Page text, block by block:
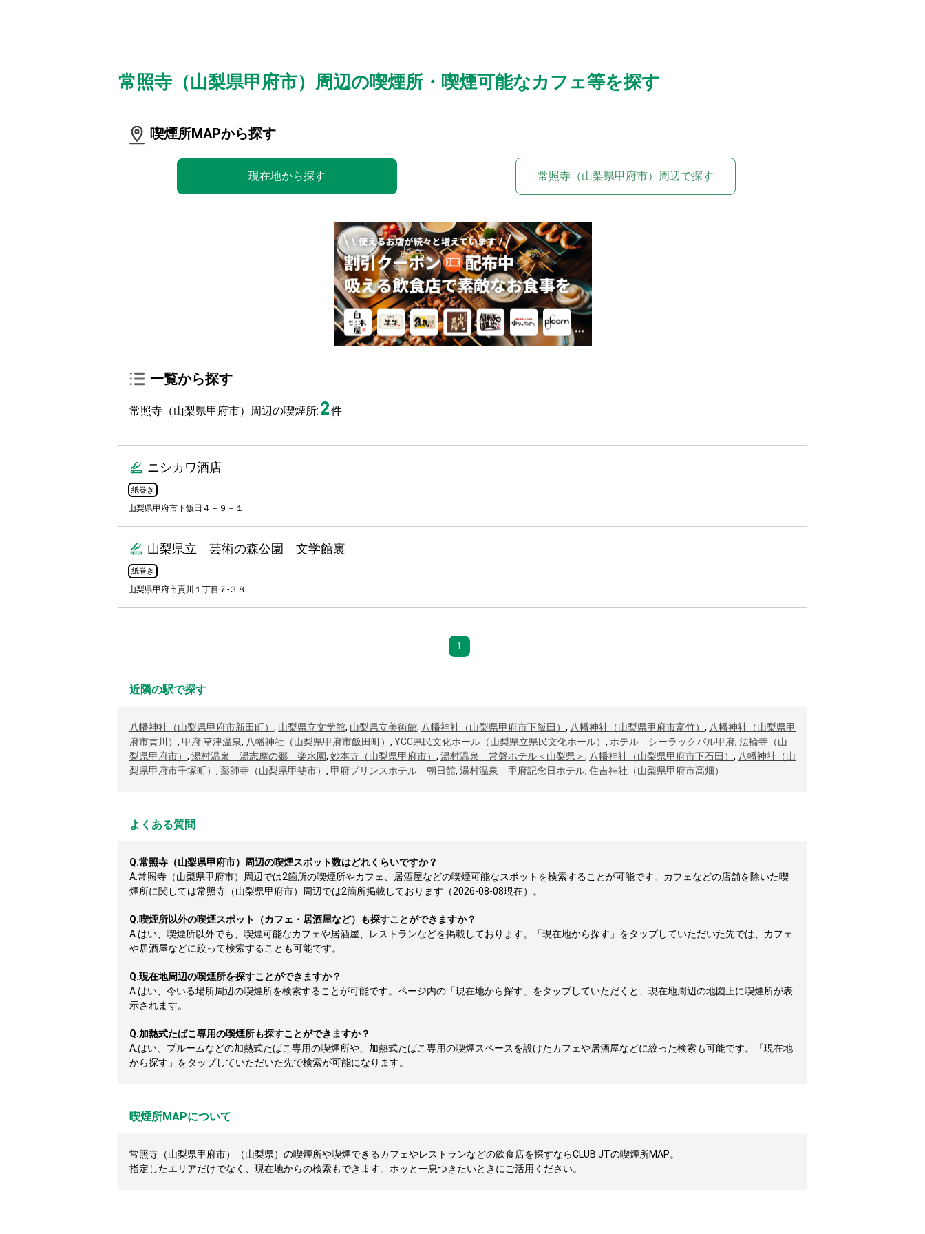
常照寺（山梨県甲府市）周辺の喫煙所・喫煙可能なカフェ等を探す
喫煙所MAPから探す
現在地から探す 常照寺（山梨県甲府市）周辺で探す
一覧から探す
常照寺（山梨県甲府市）周辺の喫煙所: 2件
ニシカワ酒店
紙巻き
山梨県甲府市下飯田４－９－１
山梨県立 芸術の森公園 文学館裏
紙巻き
山梨県甲府市貢川１丁目７-３８
1
近隣の駅で探す
八幡神社（山梨県甲府市新田町） , 山梨県立文学館, 山梨県立美術館, 八幡神社（山梨県甲府市下飯田） , 八幡神社（山梨県甲府市富竹） , 八幡神社（山梨県甲
府市貢川） , 甲府 草津温泉, 八幡神社（山梨県甲府市飯田町） , YCC県民文化ホール（山梨県立県民文化ホール） , ホテル シーラックパル甲府, 法輪寺（山
梨県甲府市） , 湯村温泉 湯志摩の郷 楽水園, 妙本寺（山梨県甲府市） , 湯村温泉 常磐ホテル＜山梨県＞, 八幡神社（山梨県甲府市下石田） , 八幡神社（山
梨県甲府市千塚町） , 薬師寺（山梨県甲斐市） , 甲府プリンスホテル 朝日館, 湯村温泉 甲府記念日ホテル, 住吉神社（山梨県甲府市高畑）
よくある質問
Q.常照寺（山梨県甲府市）周辺の喫煙スポット数はどれくらいですか？
A.常照寺（山梨県甲府市）周辺では2箇所の喫煙所やカフェ、居酒屋などの喫煙可能なスポットを検索することが可能です。カフェなどの店舗を除いた喫
煙所に関しては常照寺（山梨県甲府市）周辺では2箇所掲載しております（2026-08-08現在）。
Q.喫煙所以外の喫煙スポット（カフェ・居酒屋など）も探すことができますか？
A. はい、喫煙所以外でも、喫煙可能なカフェや居酒屋、レストランなどを掲載しております。「現在地から探す」をタップしていただいた先では、カフェ
や居酒屋などに絞って検索することも可能です。
Q.現在地周辺の喫煙所を探すことができますか？
A. はい、今いる場所周辺の喫煙所を検索することが可能です。ページ内の「現在地から探す」をタップしていただくと、現在地周辺の地図上に喫煙所が表
示されます。
Q.加熱式たばこ専用の喫煙所も探すことができますか？
A. はい、プルームなどの加熱式たばこ専用の喫煙所や、加熱式たばこ専用の喫煙スペースを設けたカフェや居酒屋などに絞った検索も可能です。「現在地
から探す」をタップしていただいた先で検索が可能になります。
喫煙所MAPについて
常照寺（山梨県甲府市）（山梨県）の喫煙所や喫煙できるカフェやレストランなどの飲食店を探すならCLUB JTの喫煙所MAP。
指定したエリアだけでなく、現在地からの検索もできます。ホッと一息つきたいときにご活用ください。